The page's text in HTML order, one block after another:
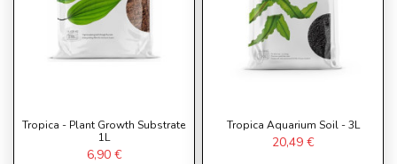
Tropica - Plant Growth Substrate
1L
6,90 €
Tropica Aquarium Soil - 3L
20,49 €